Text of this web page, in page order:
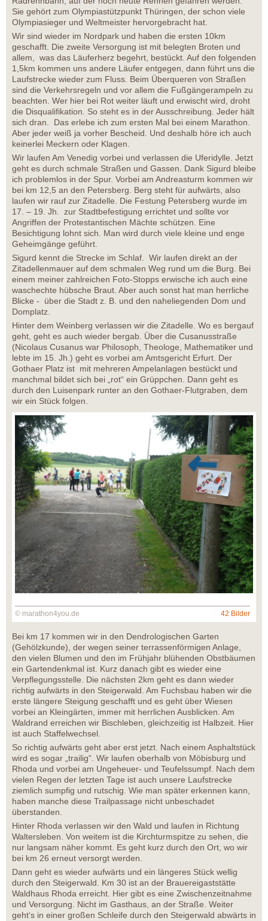
Sie gehört zum Olympiastützpunkt Thüringen, der schon viele
Olympiasieger und Weltmeister hervorgebracht hat.
Wir sind wieder im Nordpark und haben die ersten 10km
geschafft. Die zweite Versorgung ist mit belegten Broten und
allem, was das Läuferherz begehrt, bestückt. Auf den folgenden
1,5km kommen uns andere Läufer entgegen, dann führt uns die
Laufstrecke wieder zum Fluss. Beim Überqueren von Straßen
sind die Verkehrsregeln und vor allem die Fußgängerampeln zu
beachten. Wer hier bei Rot weiter läuft und erwischt wird, droht
die Disqualifikation. So steht es in der Ausschreibung. Jeder hält
sich dran. Das erlebe ich zum ersten Mal bei einem Marathon.
Aber jeder weiß ja vorher Bescheid. Und deshalb höre ich auch
keinerlei Meckern oder Klagen.
Wir laufen Am Venedig vorbei und verlassen die Uferidylle. Jetzt
geht es durch schmale Straßen und Gassen. Dank Sigurd bleibe
ich problemlos in der Spur. Vorbei am Andreasturm kommen wir
bei km 12,5 an den Petersberg. Berg steht für aufwärts, also
laufen wir rauf zur Zitadelle. Die Festung Petersberg wurde im
17. – 19. Jh. zur Stadtbefestigung errichtet und sollte vor
Angriffen der Protestantischen Mächte schützen. Eine
Besichtigung lohnt sich. Man wird durch viele kleine und enge
Geheimgänge geführt.
Sigurd kennt die Strecke im Schlaf. Wir laufen direkt an der
Zitadellenmauer auf dem schmalen Weg rund um die Burg. Bei
einem meiner zahlreichen Foto-Stopps erwische ich auch eine
waschechte hübsche Braut. Aber auch sonst hat man herrliche
Blicke - über die Stadt z. B. und den naheliegenden Dom und
Domplatz.
Hinter dem Weinberg verlassen wir die Zitadelle. Wo es bergauf
geht, geht es auch wieder bergab. Über die Cusanusstraße
(Nicolaus Cusanus war Philosoph, Theologe, Mathematiker und
lebte im 15. Jh.) geht es vorbei am Amtsgericht Erfurt. Der
Gothaer Platz ist mit mehreren Ampelanlagen bestückt und
manchmal bildet sich bei „rot“ ein Grüppchen. Dann geht es
durch den Luisenpark runter an den Gothaer-Flutgraben, dem
wir ein Stück folgen.
© marathon4you.de 42 Bilder
Bei km 17 kommen wir in den Dendrologischen Garten
(Gehölzkunde), der wegen seiner terrassenförmigen Anlage,
den vielen Blumen und den im Frühjahr blühenden Obstbäumen
ein Gartendenkmal ist. Kurz danach gibt es wieder eine
Verpflegungsstelle. Die nächsten 2km geht es dann wieder
richtig aufwärts in den Steigerwald. Am Fuchsbau haben wir die
erste längere Steigung geschafft und es geht über Wiesen
vorbei an Kleingärten, immer mit herrlichen Ausblicken. Am
Waldrand erreichen wir Bischleben, gleichzeitig ist Halbzeit. Hier
ist auch Staffelwechsel.
So richtig aufwärts geht aber erst jetzt. Nach einem Asphaltstück
wird es sogar „trailig“. Wir laufen oberhalb von Möbisburg und
Rhoda und vorbei am Ungeheuer- und Teufelssumpf. Nach dem
vielen Regen der letzten Tage ist auch unsere Laufstrecke
ziemlich sumpfig und rutschig. Wie man später erkennen kann,
haben manche diese Trailpassage nicht unbeschadet
überstanden.
Hinter Rhoda verlassen wir den Wald und laufen in Richtung
Waltersleben. Von weitem ist die Kirchturmspitze zu sehen, die
nur langsam näher kommt. Es geht kurz durch den Ort, wo wir
bei km 26 erneut versorgt werden.
Dann geht es wieder aufwärts und ein längeres Stück wellig
durch den Steigerwald. Km 30 ist an der Brauereigaststätte
Waldhaus Rhoda erreicht. Hier gibt es eine Zwischenzeitnahme
und Versorgung. Nicht im Gasthaus, an der Straße. Weiter
geht‘s in einer großen Schleife durch den Steigerwald abwärts in